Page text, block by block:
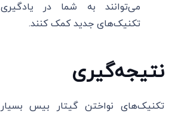
می‌توانند به شما در یادگیری
تکنیک‌های جدید کمک کنند.
نتیجه‌گیری
تکنیک‌های نواختن گیتار بیس بسیار